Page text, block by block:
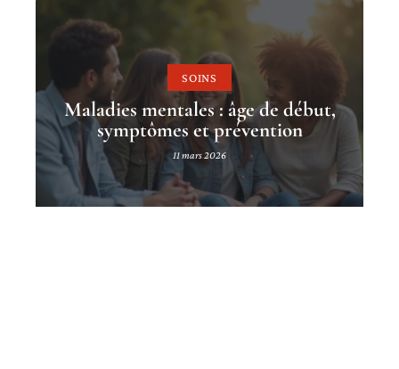
SOINS
Maladies mentales : âge de début,
symptômes et prévention
11 mars 2026